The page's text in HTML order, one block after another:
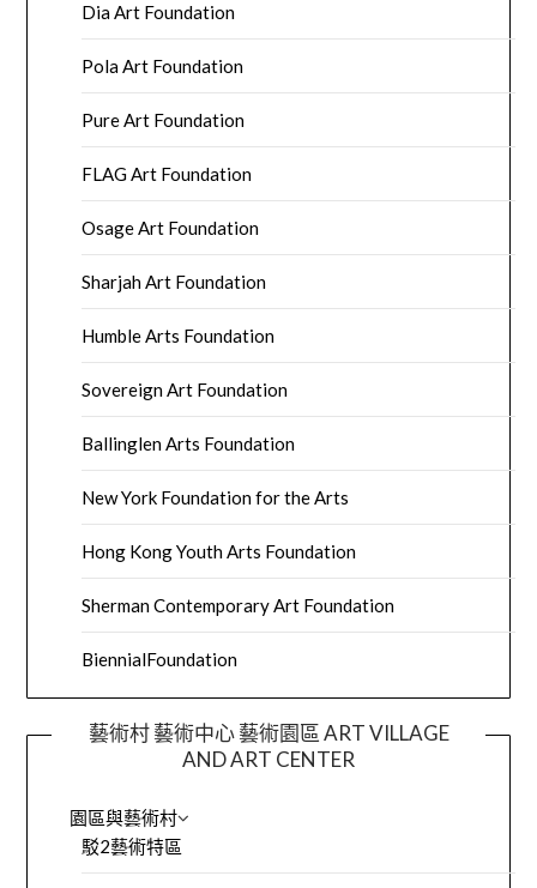
Dia Art Foundation
Pola Art Foundation
Pure Art Foundation
FLAG Art Foundation
Osage Art Foundation
Sharjah Art Foundation
Humble Arts Foundation
Sovereign Art Foundation
Ballinglen Arts Foundation
New York Foundation for the Arts
Hong Kong Youth Arts Foundation
Sherman Contemporary Art Foundation
BiennialFoundation
藝術村 藝術中心 藝術園區 ART VILLAGE
AND ART CENTER
園區與藝術村
駁2藝術特區